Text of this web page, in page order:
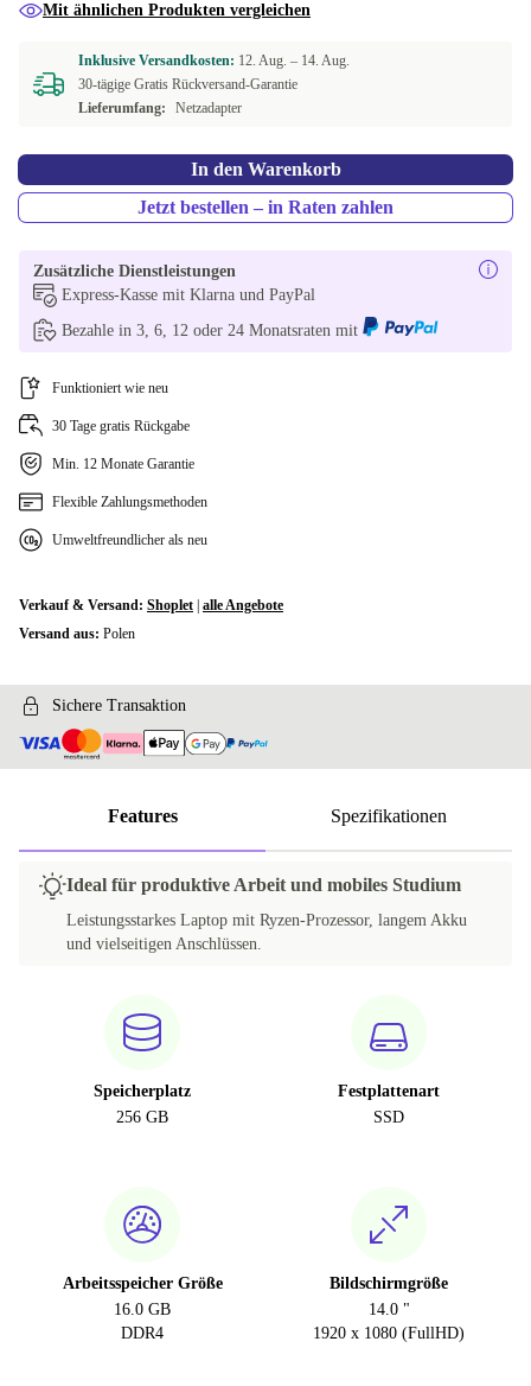
Mit ähnlichen Produkten vergleichen
Inklusive Versandkosten: 12. Aug. – 14. Aug.
30-tägige Gratis Rückversand-Garantie
Lieferumfang:
Netzadapter
In den Warenkorb
Jetzt bestellen – in Raten zahlen
Zusätzliche Dienstleistungen
Express-Kasse mit Klarna und PayPal
Bezahle in 3, 6, 12 oder 24 Monatsraten mit
Funktioniert wie neu
30 Tage gratis Rückgabe
Min. 12 Monate Garantie
Flexible Zahlungsmethoden
Umweltfreundlicher als neu
Verkauf & Versand: Shoplet alle Angebote
Versand aus: Polen
Sichere Transaktion
Features Spezifikationen
Ideal für produktive Arbeit und mobiles Studium
Leistungsstarkes Laptop mit Ryzen-Prozessor, langem Akku
und vielseitigen Anschlüssen.
Speicherplatz
256 GB
Festplattenart
SSD
Arbeitsspeicher Größe
16.0 GB
DDR4
Bildschirmgröße
14.0 "
1920 x 1080 (FullHD)